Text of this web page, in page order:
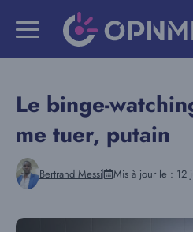
Le binge-
me tuer, putain
Bertrand Messi Mis à jour le : 12